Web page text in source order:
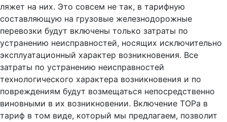
ляжет на них. Это совсем не так, в тарифную
составляющую на грузовые железнодорожные
перевозки будут включены только затраты по
устранению неисправностей, носящих исключительно
эксплуатационный характер возникновения. Все
затраты по устранению неисправностей
технологического характера возникновения и по
повреждениям будут возмещаться непосредственно
виновными в их возникновении. Включение ТОРа в
тариф в том виде, который мы предлагаем, позволит